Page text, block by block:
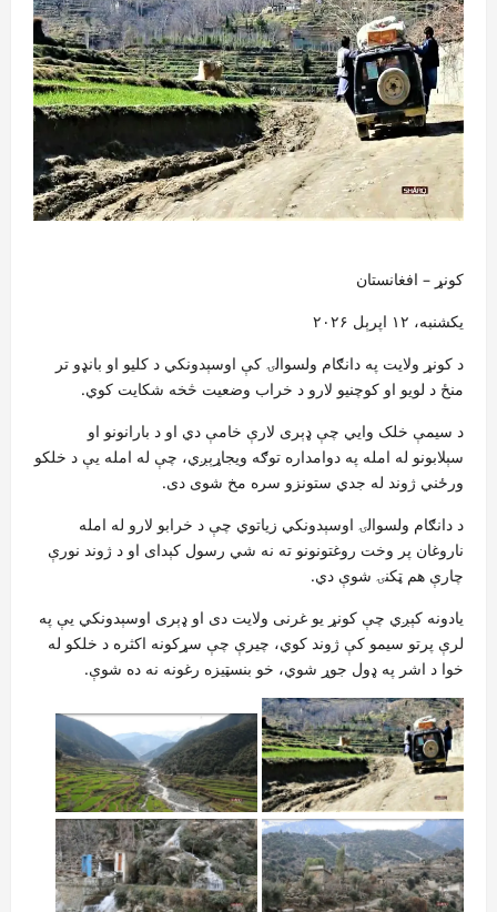
کونړ – افغانستان
یکشنبه، ۱۲ اپرېل ۲۰۲۶
د کونړ ولایت په دانګام ولسوالۍ کې اوسېدونکي د کلیو او بانډو تر
منځ د لویو او کوچنیو لارو د خراب وضعیت څخه شکایت کوي.
د سیمې خلک وایي چې ډېری لارې خامې دي او د بارانونو او
سېلابونو له امله په دوامداره توګه ویجاړېږي، چې له امله یې د خلکو
ورځني ژوند له جدي ستونزو سره مخ شوی دی.
د دانګام ولسوالۍ اوسېدونکي زیاتوي چې د خرابو لارو له امله
ناروغان پر وخت روغتونونو ته نه شي رسول کېدای او د ژوند نورې
چارې هم ټکنۍ شوې دي.
یادونه کېږي چې کونړ یو غرنی ولایت دی او ډېری اوسېدونکي یې په
لرې پرتو سیمو کې ژوند کوي، چیرې چې سړکونه اکثره د خلکو له
خوا د اشر په ډول جوړ شوي، خو بنسټیزه رغونه نه ده شوې.